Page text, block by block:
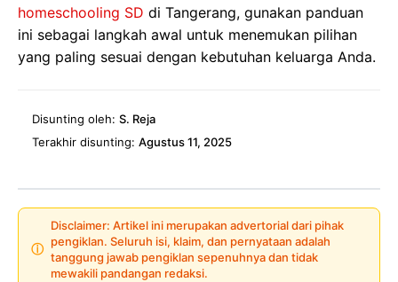
homeschooling SD di Tangerang, gunakan panduan
ini sebagai langkah awal untuk menemukan pilihan
yang paling sesuai dengan kebutuhan keluarga Anda.
Disunting oleh: S. Reja
Terakhir disunting: Agustus 11, 2025
ⓘ
Disclaimer: Artikel ini merupakan advertorial dari pihak
pengiklan. Seluruh isi, klaim, dan pernyataan adalah
tanggung jawab pengiklan sepenuhnya dan tidak
mewakili pandangan redaksi.